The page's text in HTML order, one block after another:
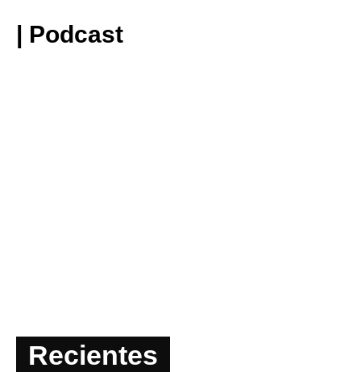
| Podcast
Recientes